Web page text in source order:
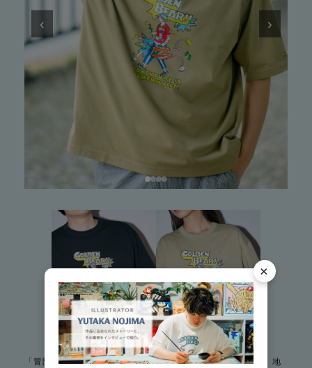
‹ ›
「冒険」をテーマにトランクを手に旅立つキャラクターと、地
×